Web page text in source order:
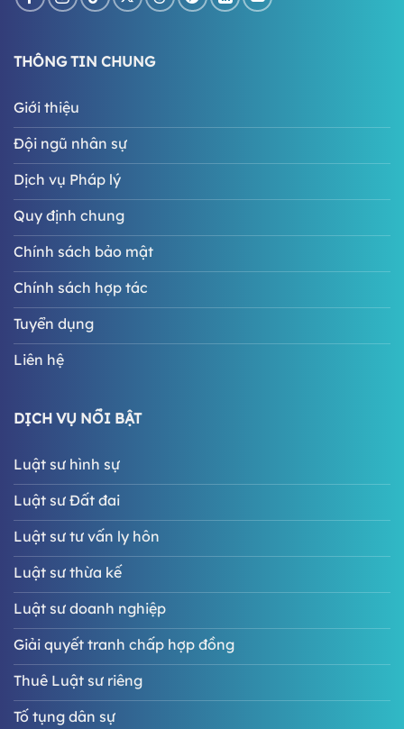
THÔNG TIN CHUNG
Giới thiệu
Đội ngũ nhân sự
Dịch vụ Pháp lý
Quy định chung
Chính sách bảo mật
Chính sách hợp tác
Tuyển dụng
Liên hệ
DỊCH VỤ NỔI BẬT
Luật sư hình sự
Luật sư Đất đai
Luật sư tư vấn ly hôn
Luật sư thừa kế
Luật sư doanh nghiệp
Giải quyết tranh chấp hợp đồng
Thuê Luật sư riêng
Tố tụng dân sự